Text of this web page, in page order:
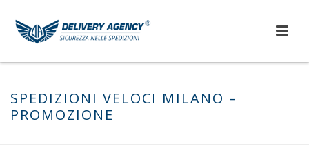
SPEDIZIONI VELOCI MILANO –
PROMOZIONE